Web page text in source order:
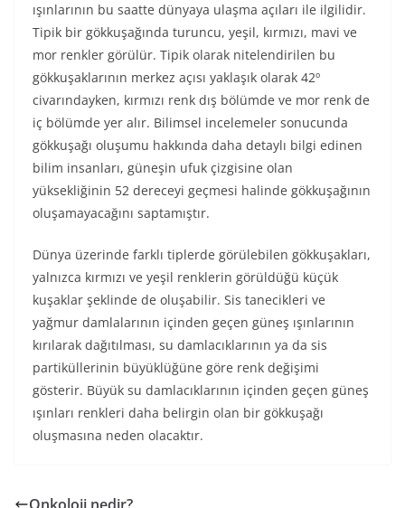
ışınlarının bu saatte dünyaya ulaşma açıları ile ilgilidir.
Tipik bir gökkuşağında turuncu, yeşil, kırmızı, mavi ve
mor renkler görülür. Tipik olarak nitelendirilen bu
gökkuşaklarının merkez açısı yaklaşık olarak 42º
civarındayken, kırmızı renk dış bölümde ve mor renk de
iç bölümde yer alır. Bilimsel incelemeler sonucunda
gökkuşağı oluşumu hakkında daha detaylı bilgi edinen
bilim insanları, güneşin ufuk çizgisine olan
yüksekliğinin 52 dereceyi geçmesi halinde gökkuşağının
oluşamayacağını saptamıştır.
Dünya üzerinde farklı tiplerde görülebilen gökkuşakları,
yalnızca kırmızı ve yeşil renklerin görüldüğü küçük
kuşaklar şeklinde de oluşabilir. Sis tanecikleri ve
yağmur damlalarının içinden geçen güneş ışınlarının
kırılarak dağıtılması, su damlacıklarının ya da sis
partiküllerinin büyüklüğüne göre renk değişimi
gösterir. Büyük su damlacıklarının içinden geçen güneş
ışınları renkleri daha belirgin olan bir gökkuşağı
oluşmasına neden olacaktır.